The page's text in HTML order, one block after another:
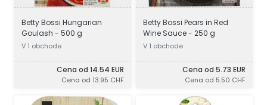
Betty Bossi Hungarian
Goulash - 500 g
V 1 obchode
Cena od 14.54 EUR
Cena od 13.95 CHF
Betty Bossi Pears in Red
Wine Sauce - 250 g
V 1 obchode
Cena od 5.73 EUR
Cena od 5.50 CHF